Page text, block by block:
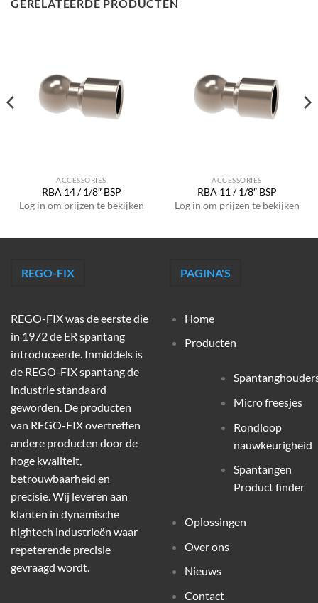
GERELATEERDE PRODUCTEN
ACCESSORIES
RBA 14 / 1/8″ BSP
Log in om prijzen te bekijken
ACCESSORIES
RBA 11 / 1/8″ BSP
Log in om prijzen te bekijken
REGO-FIX
REGO-FIX was de eerste die
in 1972 de ER spantang
introduceerde. Inmiddels is
de REGO-FIX spantang de
industrie standaard
geworden. De producten
van REGO-FIX overtreffen
andere producten door de
hoge kwaliteit,
betrouwbaarheid en
precisie. Wij leveren aan
klanten in dynamische
hightech industrieën waar
repeterende precisie
gevraagd wordt.
PAGINA'S
Home
Producten
Micro freesjes
Rondloop
nauwkeurigheid
Spantangen
Product finder
Oplossingen
Over ons
Nieuws
Contact